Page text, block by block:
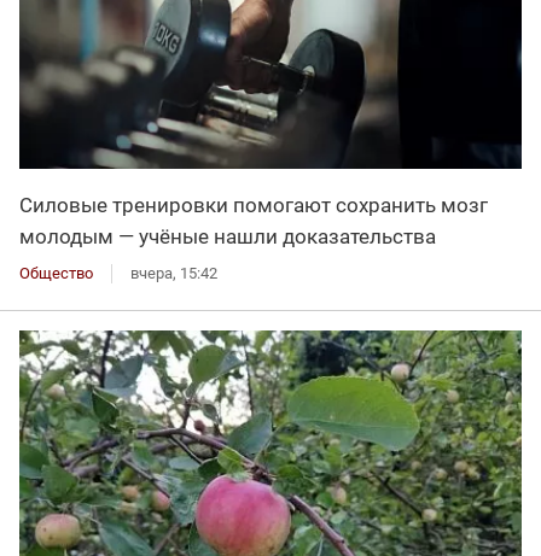
Силовые тренировки помогают сохранить мозг
молодым — учёные нашли доказательства
Общество вчера, 15:42